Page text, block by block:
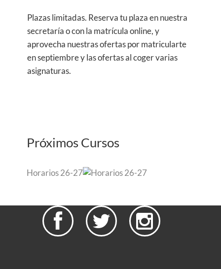
​Plazas limitadas. Reserva tu plaza en nuestra
secretaría o con la matrícula online, y
aprovecha nuestras ofertas por matricularte
en septiembre y las ofertas al coger varias
asignaturas.
Próximos Cursos
Horarios 26-27
  